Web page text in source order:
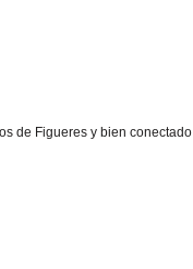
de Figueres y bien conectado